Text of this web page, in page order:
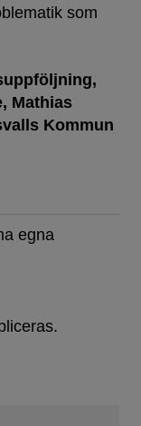
som
Mathias
Kommun
egna